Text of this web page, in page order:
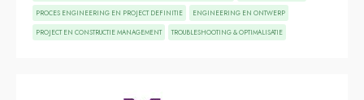
PROCES ENGINEERING EN PROJECT DEFINITIE
ENGINEERING EN ONTWERP
PROJECT EN CONSTRUCTIE MANAGEMENT
TROUBLESHOOTING & OPTIMALISATIE